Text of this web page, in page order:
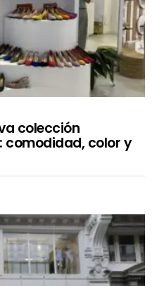
colección
comodidad, color y